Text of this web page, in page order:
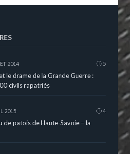
2014 5
le drame de la Grande Guerre :
civils rapatriés
2015 4
de patois de Haute-Savoie – la